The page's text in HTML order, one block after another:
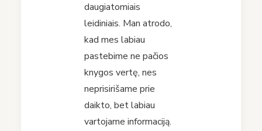
daugiatomiais
leidiniais. Man atrodo,
kad mes labiau
pastebime ne pačios
knygos vertę, nes
neprisirišame prie
daikto, bet labiau
vartojame informaciją.